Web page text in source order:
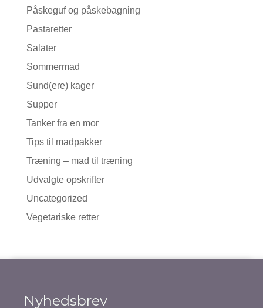
Påskeguf og påskebagning
Pastaretter
Salater
Sommermad
Sund(ere) kager
Supper
Tanker fra en mor
Tips til madpakker
Træning – mad til træning
Udvalgte opskrifter
Uncategorized
Vegetariske retter
Nyhedsbrev